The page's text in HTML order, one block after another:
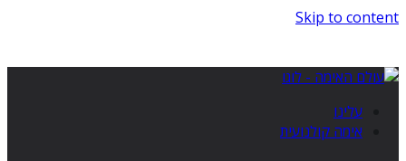
Skip to content
עלינו
אימה קולנועית